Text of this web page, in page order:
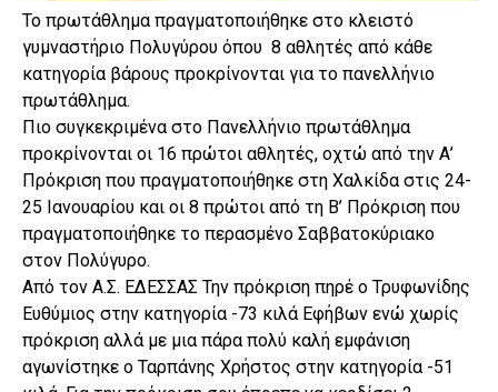
Το πρωτάθλημα πραγματοποιήθηκε στο κλειστό
γυμναστήριο Πολυγύρου όπου 8 αθλητές από κάθε
κατηγορία βάρους προκρίνονται για το πανελλήνιο
πρωτάθλημα.
Πιο συγκεκριμένα στο Πανελλήνιο πρωτάθλημα
προκρίνονται οι 16 πρώτοι αθλητές, οχτώ από την Α’
Πρόκριση που πραγματοποιήθηκε στη Χαλκίδα στις 24-
25 Ιανουαρίου και οι 8 πρώτοι από τη Β’ Πρόκριση που
πραγματοποιήθηκε το περασμένο Σαββατοκύριακο
στον Πολύγυρο.
Από τον Α.Σ. ΕΔΕΣΣΑΣ Την πρόκριση πηρέ ο Τρυφωνίδης
Ευθύμιος στην κατηγορία -73 κιλά Εφήβων ενώ χωρίς
πρόκριση αλλά με μια πάρα πολύ καλή εμφάνιση
αγωνίστηκε ο Ταρπάνης Χρήστος στην κατηγορία -51